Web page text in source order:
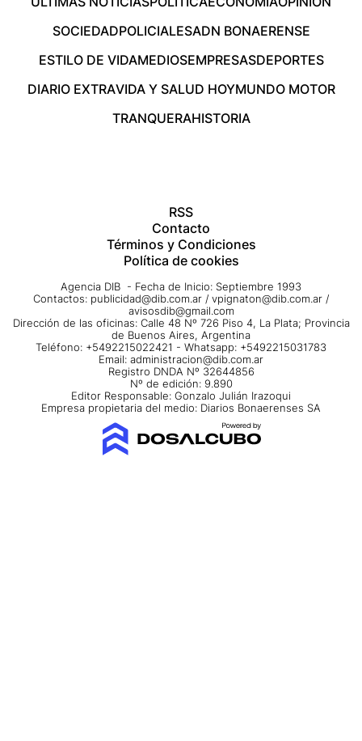
SOCIEDADPOLICIALESADN BONAERENSE
ESTILO DE VIDAMEDIOSEMPRESASDEPORTES
DIARIO EXTRAVIDA Y SALUD HOYMUNDO MOTOR
TRANQUERAHISTORIA
RSS
Contacto
Términos y Condiciones
Política de cookies
Agencia DIB - Fecha de Inicio: Septiembre 1993
Contactos: publicidad@dib.com.ar / vpignaton@dib.com.ar /
avisosdib@gmail.com
Dirección de las oficinas: Calle 48 Nº 726 Piso 4, La Plata; Provincia
de Buenos Aires, Argentina
Teléfono: +5492215022421 - Whatsapp: +5492215031783
Email: administracion@dib.com.ar
Registro DNDA Nº 32644856
Nº de edición: 9.890
Editor Responsable: Gonzalo Julián Irazoqui
Empresa propietaria del medio: Diarios Bonaerenses SA